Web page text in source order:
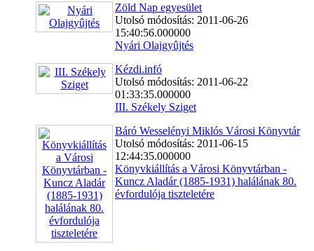
Zöld Nap egyesület
Utolsó módosítás: 2011-06-26
15:40:56.000000
Nyári Olajgyûjtés
Kézdi.infó
Utolsó módosítás: 2011-06-22
01:33:35.000000
III. Székely Sziget
Báró Wesselényi Miklós Városi Könyvtár
Utolsó módosítás: 2011-06-15
12:44:35.000000
Könyvkiállítás a Városi Könyvtárban -
Kuncz Aladár (1885-1931) halálának 80.
évfordulója tiszteletére